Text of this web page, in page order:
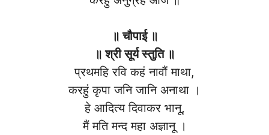
॥ चौपाई ॥
॥ श्री सूर्य स्तुति ॥
प्रथमहि रवि कहं नावौं माथा,
करहुं कृपा जनि जानि अनाथा ।
हे आदित्य दिवाकर भानू,
मैं मति मन्द महा अज्ञानू ।